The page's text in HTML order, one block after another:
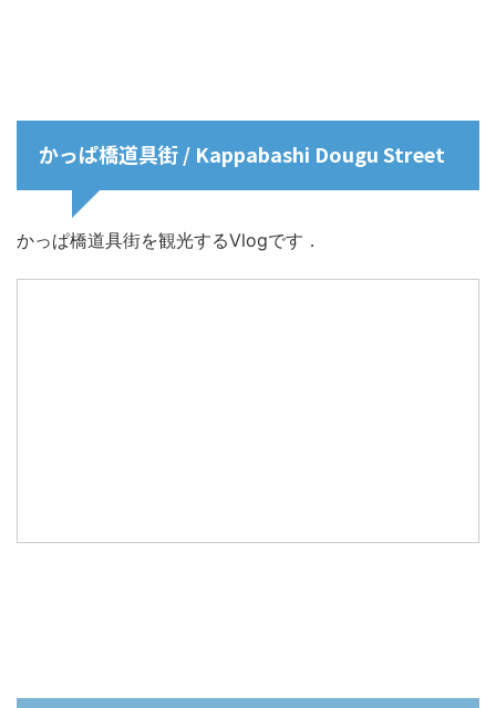
かっぱ橋道具街 / Kappabashi Dougu Street
かっぱ橋道具街を観光するVlogです．